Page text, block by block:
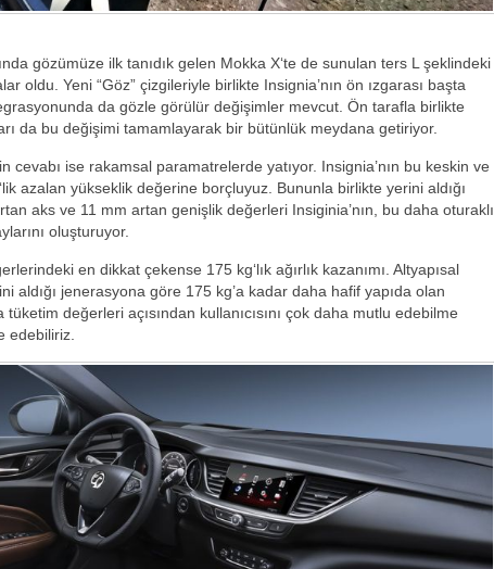
gözümüze ilk tanıdık gelen Mokka X‘te de sunulan ters L şeklindeki
oldu. Yeni “Göz” çizgileriyle birlikte Insignia’nın ön ızgarası başta
da gözle görülür değişimler mevcut. Ön tarafla birlikte
da bu değişimi tamamlayarak bir bütünlük meydana getiriyor.
cevabı ise rakamsal paramatrelerde yatıyor. Insignia’nın bu keskin ve
azalan yükseklik değerine borçluyuz. Bununla birlikte yerini aldığı
aks ve 11 mm artan genişlik değerleri Insiginia’nın, bu daha oturaklı
oluşturuyor.
en dikkat çekense 175 kg‘lık ağırlık kazanımı. Altyapısal
aldığı jenerasyona göre 175 kg’a kadar daha hafif yapıda olan
tüketim değerleri açısından kullanıcısını çok daha mutlu edebilme
edebiliriz.